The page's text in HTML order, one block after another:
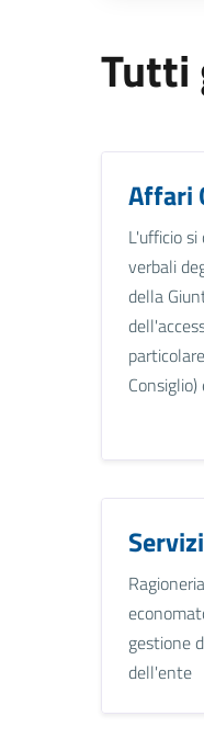
Tutti
Affari
L'ufficio
verbali
della
gestione
dell'ente